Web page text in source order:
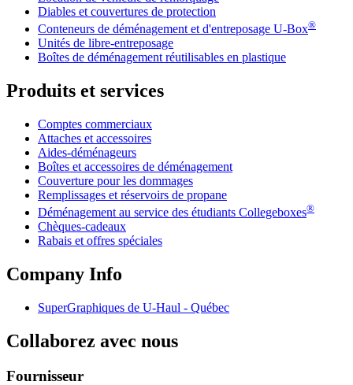
Diables et couvertures de protection
Conteneurs de déménagement et d'entreposage U-Box®
Unités de libre-entreposage
Boîtes de déménagement réutilisables en plastique
Produits et services
Comptes commerciaux
Attaches et accessoires
Aides-déménageurs
Boîtes et accessoires de déménagement
Couverture pour les dommages
Remplissages et réservoirs de propane
Déménagement au service des étudiants Collegeboxes®
Chèques-cadeaux
Rabais et offres spéciales
Company Info
SuperGraphiques de U-Haul - Québec
Collaborez avec nous
Fournisseur